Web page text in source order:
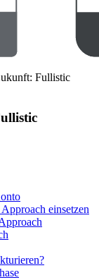
Fullistic
einsetzen